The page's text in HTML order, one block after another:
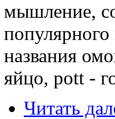
мышление,
названия
яйцо, pott -
Читать